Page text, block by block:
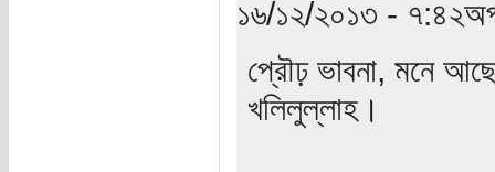
১৬/১২/২০১৩ -
প্রৌঢ় ভাবনা, মনে
খলিলুল্লাহ।